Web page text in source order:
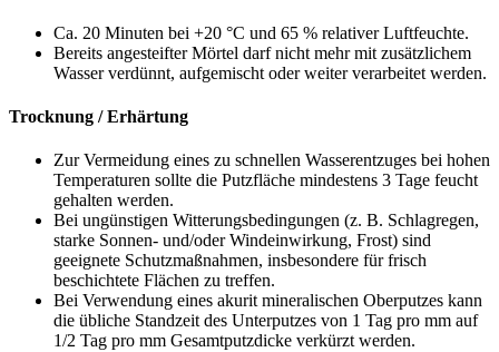
Ca. 20 Minuten bei +20 °C und 65 % relativer Luftfeuchte.
Bereits angesteifter Mörtel darf nicht mehr mit zusätzlichem
Wasser verdünnt, aufgemischt oder weiter verarbeitet werden.
Trocknung / Erhärtung
Zur Vermeidung eines zu schnellen Wasserentzuges bei hohen
Temperaturen sollte die Putzfläche mindestens 3 Tage feucht
gehalten werden.
Bei ungünstigen Witterungsbedingungen (z. B. Schlagregen,
starke Sonnen- und/oder Windeinwirkung, Frost) sind
geeignete Schutzmaßnahmen, insbesondere für frisch
beschichtete Flächen zu treffen.
Bei Verwendung eines akurit mineralischen Oberputzes kann
die übliche Standzeit des Unterputzes von 1 Tag pro mm auf
1/2 Tag pro mm Gesamtputzdicke verkürzt werden.